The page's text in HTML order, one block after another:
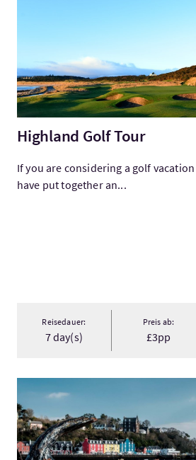
Highland Golf Tour
If you are considering a golf
have put together an...
Reisedauer:
7 day(s)
Preis ab:
£3pp
Mehr:Scenic Journeys of the